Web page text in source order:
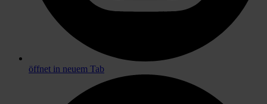
öffnet in neuem Tab